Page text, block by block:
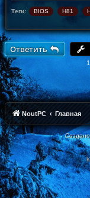
Теги: BIOS H81
Ответить
NoutPC Главная